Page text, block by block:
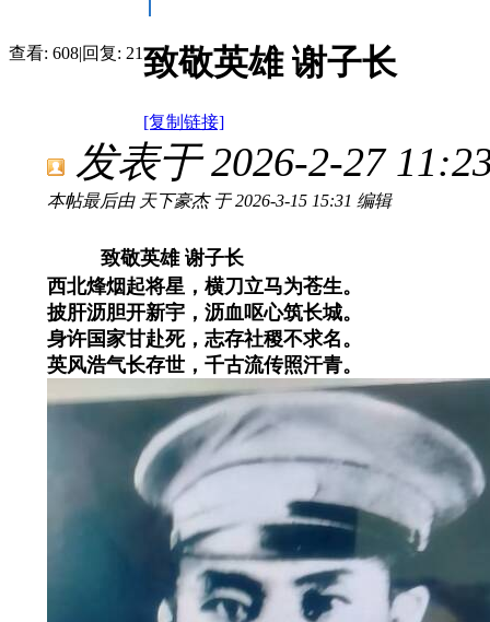
查看: 608|回复: 21致敬英雄 谢子长
[复制链接]
发表于 2026-2-27
本帖最后由 天下豪杰 于 2026-3-15 15:31 编辑
致敬英雄 谢子长
西北烽烟起将星，横刀立马为苍生。
披肝沥胆开新宇，沥血呕心筑长城。
身许国家甘赴死，志存社稷不求名。
英风浩气长存世，千古流传照汗青。